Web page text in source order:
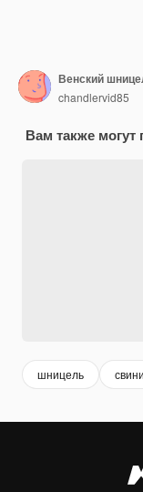
Венский
chandlervid85
Вам также могут
шницель